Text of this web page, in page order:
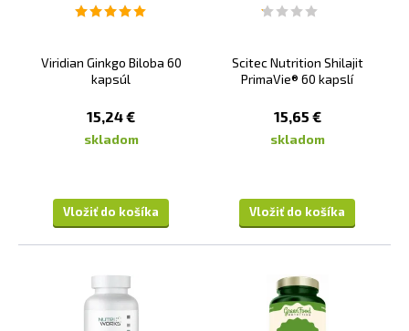
Viridian Ginkgo Biloba 60
kapsúl
15,24 €
skladom
Vložiť do košíka
Scitec Nutrition Shilajit
PrimaVie® 60 kapslí
15,65 €
skladom
Vložiť do košíka